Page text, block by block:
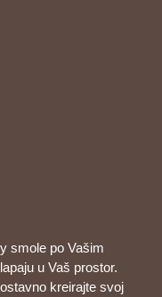
smole po Vašim
u Vaš prostor.
kreirajte svoj